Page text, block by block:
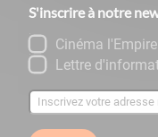
S'inscrire à notre
Cinéma l'Empire
Lettre